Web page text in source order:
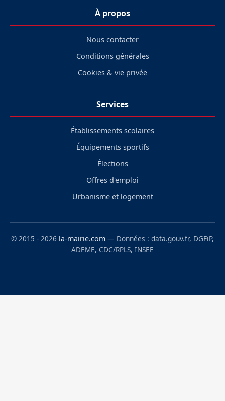
À propos
Nous contacter
Conditions générales
Cookies & vie privée
Services
Établissements scolaires
Équipements sportifs
Élections
Offres d'emploi
Urbanisme et logement
© 2015 - 2026 la-mairie.com — Données : data.gouv.fr, DGFiP,
ADEME, CDC/RPLS, INSEE